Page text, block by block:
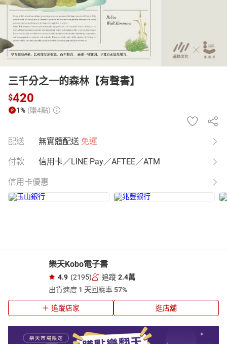
三千分之一的森林【有聲書】
$420
1% (賺4點)
配送 無實體配送 免運
付款 信用卡／LINE Pay／AFTEE／ATM
信用卡優惠
樂天Kobo電子書
4.9 (2195) 追蹤 2.4萬
出貨速度 1 天回應率57%
追蹤店家 逛店舖